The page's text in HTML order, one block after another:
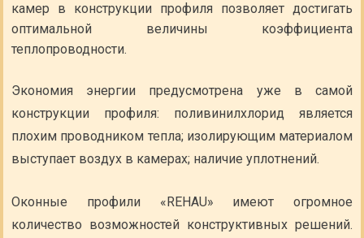
камер в конструкции профиля позволяет достигать
оптимальной величины коэффициента
теплопроводности.
Экономия энергии предусмотрена уже в самой
конструкции профиля: поливинилхлорид является
плохим проводником тепла; изолирующим материалом
выступает воздух в камерах; наличие уплотнений.
Оконные профили «REHAU» имеют огромное
количество возможностей конструктивных решений.